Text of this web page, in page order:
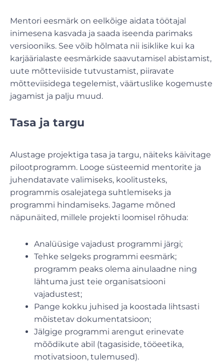
Mentori eesmärk on eelkõige aidata töötajal
inimesena kasvada ja saada iseenda parimaks
versiooniks. See võib hõlmata nii isiklike kui ka
karjäärialaste eesmärkide saavutamisel abistamist,
uute mõtteviiside tutvustamist, piiravate
mõtteviisidega tegelemist, väärtuslike kogemuste
jagamist ja palju muud.
Tasa ja targu
Alustage projektiga tasa ja targu, näiteks käivitage
pilootprogramm. Looge süsteemid mentorite ja
juhendatavate valimiseks, koolitusteks,
programmis osalejatega suhtlemiseks ja
programmi hindamiseks. Jagame mõned
näpunäited, millele projekti loomisel rõhuda:
Analüüsige vajadust programmi järgi;
Tehke selgeks programmi eesmärk;
programm peaks olema ainulaadne ning
lähtuma just teie organisatsiooni
vajadustest;
Pange kokku juhised ja koostada lihtsasti
mõistetav dokumentatsioon;
Jälgige programmi arengut erinevate
mõõdikute abil (tagasiside, tööeetika,
motivatsioon, tulemused).